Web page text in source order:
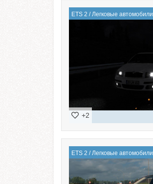
ETS 2 / Легковые автомобили
+2
ETS 2 / Легковые автомобили